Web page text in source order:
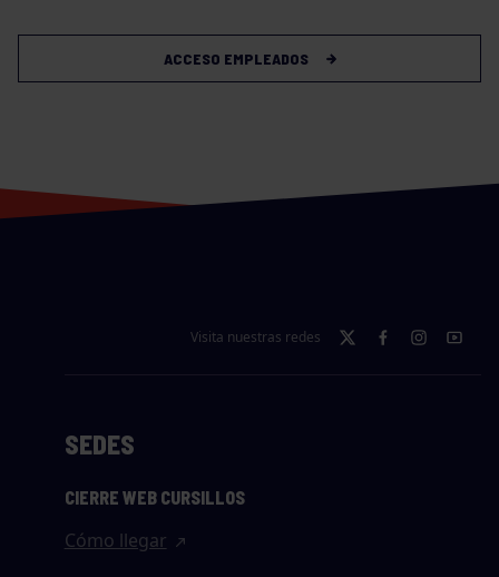
ACCESO EMPLEADOS
Visita nuestras redes
SEDES
CIERRE WEB CURSILLOS
Cómo llegar